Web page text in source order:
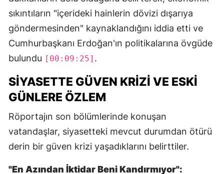
sıkıntıların "içerideki hainlerin dövizi dışarıya
göndermesinden" kaynaklandığını iddia etti ve
Cumhurbaşkanı Erdoğan'ın politikalarına övgüde
bulundu [00:09:25] .
SIYASETTE GÜVEN KRIZI VE ESKI
GÜNLERE ÖZLEM
Röportajın son bölümlerinde konuşan
vatandaşlar, siyasetteki mevcut durumdan ötürü
derin bir güven krizi yaşadıklarını belirttiler.
"En Azından İktidar Beni Kandırmıyor":